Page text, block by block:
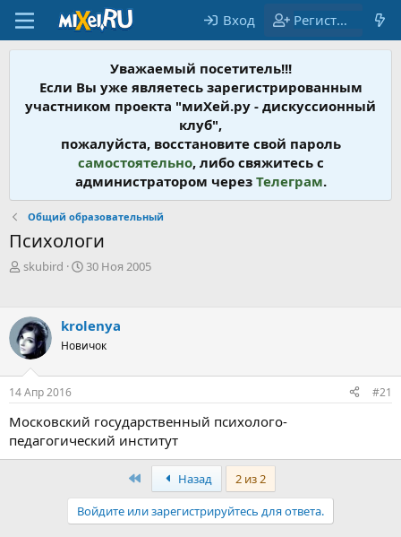
Вход Регистрация
Уважаемый посетитель!!!
Если Вы уже являетесь зарегистрированным
участником проекта "миХей.ру - дискусcионный
клуб",
пожалуйста, восстановите свой пароль
самостоятельно, либо свяжитесь с
администратором через Телеграм.
Общий образовательный
Психологи
А
о
р
т
е
м
ы
skubird
Д
н
а
а
30 Ноя 2005
krolenya
Новичок
14 Апр 2016 #21
Московский государственный психолого-
педагогический институт
Назад
2 из 2
Войдите или зарегистрируйтесь для ответа.